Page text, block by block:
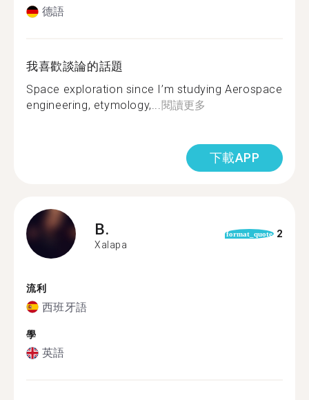
德語
我喜歡談論的話題
Space exploration since I’m studying Aerospace
engineering, etymology,...閱讀更多
下載APP
B.
Xalapa
format_quote 2
流利
西班牙語
學
英語